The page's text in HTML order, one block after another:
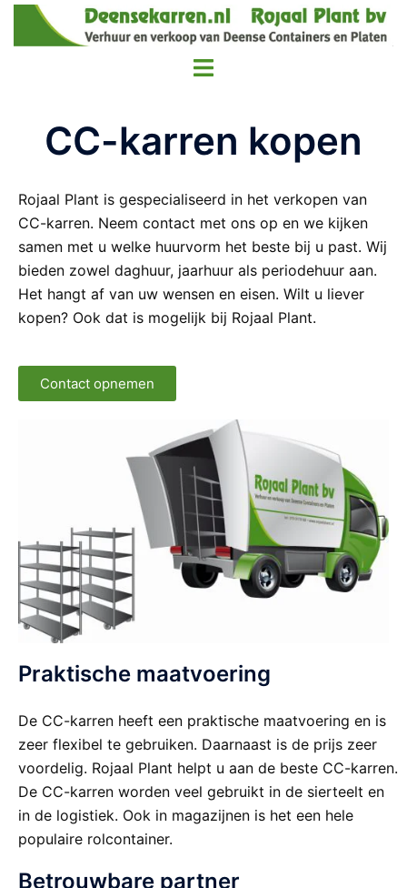
CC-karren kopen
Rojaal Plant is gespecialiseerd in het verkopen van
CC-karren. Neem contact met ons op en we kijken
samen met u welke huurvorm het beste bij u past. Wij
bieden zowel daghuur, jaarhuur als periodehuur aan.
Het hangt af van uw wensen en eisen. Wilt u liever
kopen? Ook dat is mogelijk bij Rojaal Plant.
Contact opnemen
Praktische maatvoering
De CC-karren heeft een praktische maatvoering en is
zeer flexibel te gebruiken. Daarnaast is de prijs zeer
voordelig. Rojaal Plant helpt u aan de beste CC-karren.
De CC-karren worden veel gebruikt in de sierteelt en
in de logistiek. Ook in magazijnen is het een hele
populaire rolcontainer.
Betrouwbare partner